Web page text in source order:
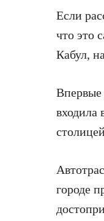
Если
что это
Кабул,
Впервые
входила
городе